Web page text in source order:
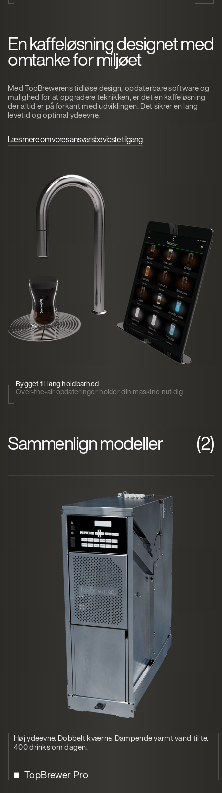
En kaffeløsning designet med
omtanke for miljøet
Med TopBrewerens tidløse design, opdaterbare software og
mulighed for at opgradere teknikken, er det en kaffeløsning
der altid er på forkant med udviklingen. Det sikrer en lang
levetid og optimal ydeevne.
Læs mere om vores ansvarsbevidste tilgang
Bygget til lang holdbarhed
Over-the-air opdateringer holder din maskine nutidig
Sammenlign modeller (2)
Høj ydeevne. Dobbelt kværne. Dampende varmt vand til te.
400 drinks om dagen.
TopBrewer Pro